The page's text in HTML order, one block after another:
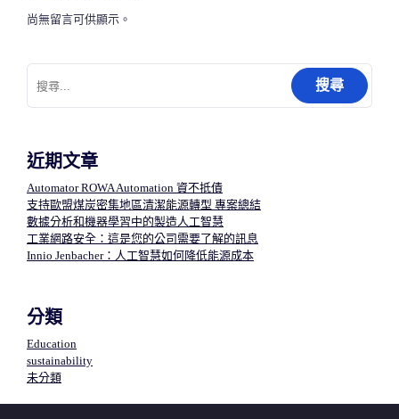
尚無留言可供顯示。
尋
關
近期文章
Automator ROWA Automation 資不抵債
支持歐盟煤炭密集地區清潔能源轉型 專案總結
數據分析和機器學習中的製造人工智慧​
工業網路安全：這是您的公司需要了解的訊息
Innio Jenbacher：人工智慧如何降低能源成本
分類
Education
sustainability
未分類